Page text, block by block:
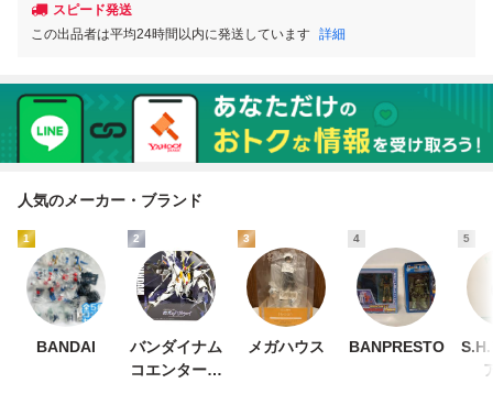
スピード発送
この出品者は平均24時間以内に発送しています 詳細
人気のメーカー・ブランド
1
BANDAI
2
バンダイナム
コエンターテ
3
メガハウス
4
BANPRESTO
5